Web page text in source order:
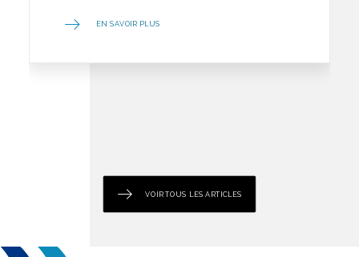
EN SAVOIR PLUS
VOIR TOUS LES ARTICLES